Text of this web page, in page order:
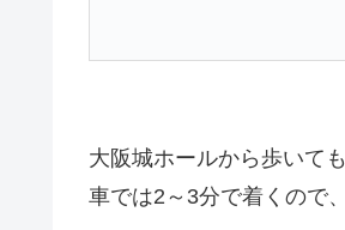
大阪城ホールから歩いて
車では2～3分で着くので